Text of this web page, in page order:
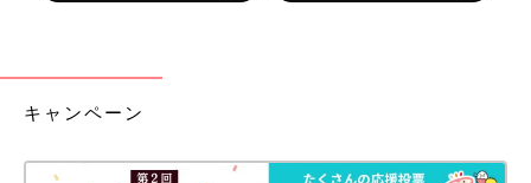
キャンペーン